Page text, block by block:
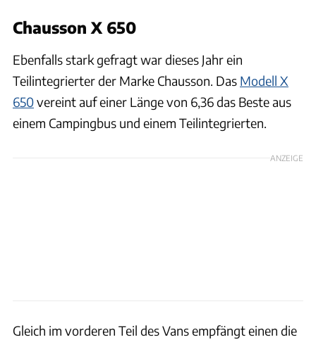
Chausson X 650
Ebenfalls stark gefragt war dieses Jahr ein
Teilintegrierter der Marke Chausson. Das Modell X
650vereint auf einer Länge von 6,36 das Beste aus
einem Campingbus und einem Teilintegrierten.
ANZEIGE
Gleich im vorderen Teil des Vans empfängt einen die